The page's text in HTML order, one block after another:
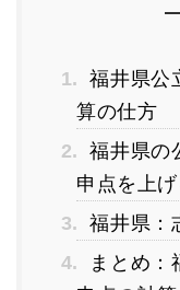
1. 福井県公
算の仕方
2. 福井県の
申点を上
3. 福井県：
4.
まとめ：